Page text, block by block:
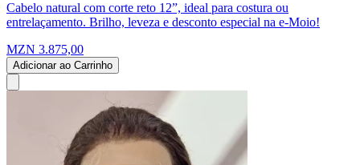
Cabelo natural com corte reto 12”, ideal para costura ou
entrelaçamento. Brilho, leveza e desconto especial na e-Moio!
MZN 3.875,00
Adicionar ao Carrinho